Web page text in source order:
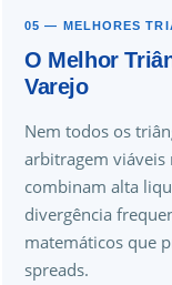
05 — MELHORES
O Melhor
Varejo
Nem todos os
arbitragem viáveis
combinam alta
divergência
matemáticos que
spreads.